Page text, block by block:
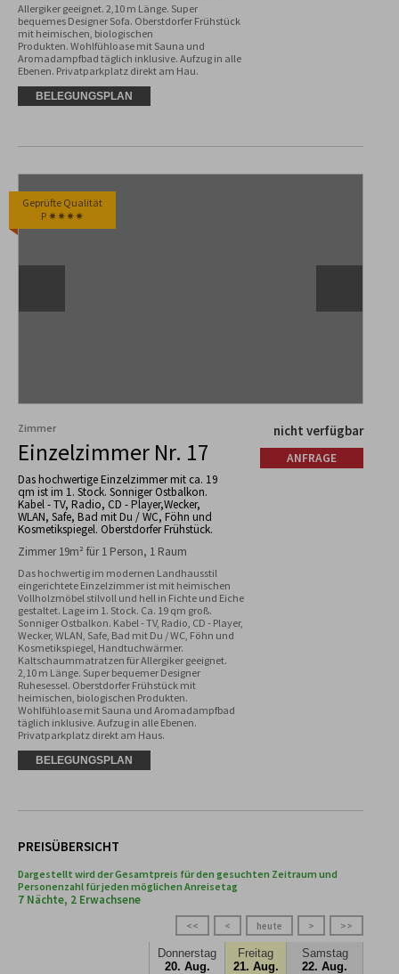
Allergiker geeignet. 2,10 m Länge. Super
bequemes Designer Sofa. Oberstdorfer Frühstück
mit heimischen, biologischen
Produkten. Wohlfühloase mit Sauna und
Aromadampfbad täglich inklusive. Aufzug in alle
Ebenen. Privatparkplatz direkt am Hau.
BELEGUNGSPLAN
Geprüfte Qualität
P ✷✷✷✷
Zimmer
Einzelzimmer Nr. 17
Das hochwertige Einzelzimmer mit ca. 19
qm ist im 1. Stock. Sonniger Ostbalkon.
Kabel - TV, Radio, CD - Player,Wecker,
WLAN, Safe, Bad mit Du / WC, Föhn und
Kosmetikspiegel. Oberstdorfer Frühstück.
Zimmer 19m² für 1 Person, 1 Raum
Das hochwertig im modernen Landhausstil
eingerichtete Einzelzimmer ist mit heimischen
Vollholzmöbel stilvoll und hell in Fichte und Eiche
gestaltet. Lage im 1. Stock. Ca. 19 qm groß.
Sonniger Ostbalkon. Kabel - TV, Radio, CD - Player,
Wecker, WLAN, Safe, Bad mit Du / WC, Föhn und
Kosmetikspiegel, Handtuchwärmer.
Kaltschaummatratzen für Allergiker geeignet.
2,10 m Länge. Super bequemer Designer
Ruhesessel. Oberstdorfer Frühstück mit
heimischen, biologischen Produkten.
Wohlfühloase mit Sauna und Aromadampfbad
täglich inklusive. Aufzug in alle Ebenen.
Privatparkplatz direkt am Haus.
nicht verfügbar
ANFRAGE
BELEGUNGSPLAN
PREISÜBERSICHT
Dargestellt wird der Gesamtpreis für den gesuchten Zeitraum und
Personenzahl für jeden möglichen Anreisetag
7 Nächte, 2 Erwachsene
>>
>
heute
<
<<
Donnerstag
20. Aug.
Freitag
21. Aug.
Samstag
22. Aug.